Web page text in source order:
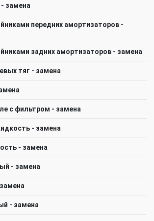
замена
передних амортизаторов -
задних амортизаторов - замена
тяг - замена
с фильтром - замена
- замена
- замена
- замена
- замена